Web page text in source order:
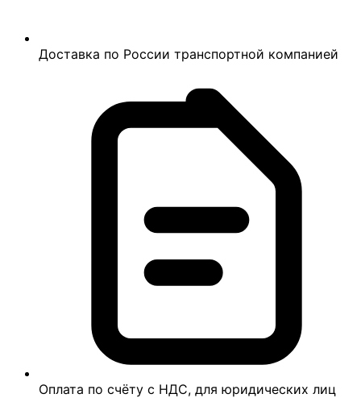
Доставка по России транспортной компанией
Оплата по счёту с НДС, для юридических лиц